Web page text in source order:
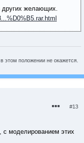
других желающих.
этом положении не окажется.
#13
с моделированием этих